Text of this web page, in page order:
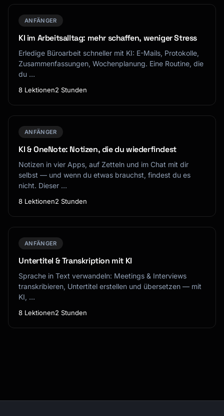
ANFÄNGER
KI im Arbeitsalltag: mehr schaffen, weniger Stress
Erledige Büroarbeit schneller mit KI: E-Mails, Protokolle,
Zusammenfassungen, Wochenplanung. Eine Routine, die
du …
8 Lektionen2 Stunden
ANFÄNGER
KI & OneNote: Notizen, die du wiederfindest
Notizen in vier Apps, auf Zetteln und im Chat mit dir
selbst — und wenn du etwas brauchst, findest du es
nicht. Dieser …
8 Lektionen2 Stunden
ANFÄNGER
Untertitel & Transkription mit KI
Sprache in Text verwandeln: Meetings & Interviews
transkribieren, Untertitel erstellen und übersetzen — mit
KI, …
8 Lektionen2 Stunden